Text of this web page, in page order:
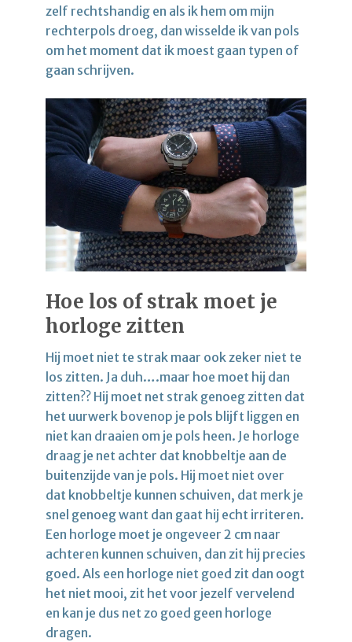
zelf rechtshandig en als ik hem om mijn
rechterpols droeg, dan wisselde ik van pols
om het moment dat ik moest gaan typen of
gaan schrijven.
Hoe los of strak moet je
horloge zitten
Hij moet niet te strak maar ook zeker niet te
los zitten. Ja duh….maar hoe moet hij dan
zitten?? Hij moet net strak genoeg zitten dat
het uurwerk bovenop je pols blijft liggen en
niet kan draaien om je pols heen. Je horloge
draag je net achter dat knobbeltje aan de
buitenzijde van je pols. Hij moet niet over
dat knobbeltje kunnen schuiven, dat merk je
snel genoeg want dan gaat hij echt irriteren.
Een horloge moet je ongeveer 2 cm naar
achteren kunnen schuiven, dan zit hij precies
goed. Als een horloge niet goed zit dan oogt
het niet mooi, zit het voor jezelf vervelend
en kan je dus net zo goed geen horloge
dragen.